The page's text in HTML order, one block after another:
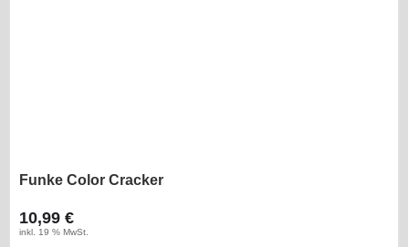
Funke Color Cracker
10,99 €
inkl. 19 % MwSt.